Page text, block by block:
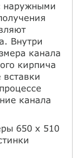
наружными
Внутри
канала
кирпича
канала
650 x 510